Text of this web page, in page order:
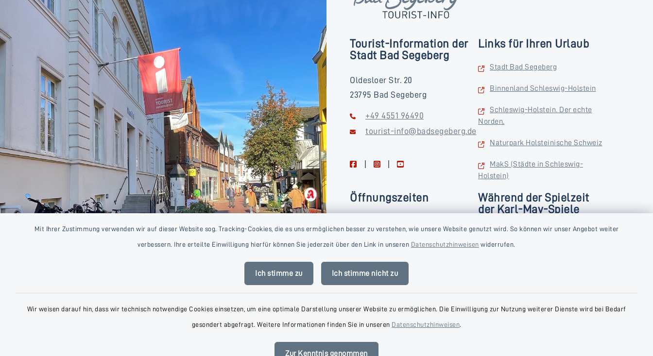
Mit Ihrer Zustimmung verwenden wir auf dieser Website sog. Tracking-Cookies, die es uns ermöglichen besser zu verstehen, wie unsere Website genutzt wird. So können wir unser Angebot weiter
verbessern. Ihre erteilte Einwilligung hierfür können Sie jederzeit über den Link in unseren Datenschutzhinweisen widerrufen.
Ich stimme zu Ich stimme nicht zu
Wir weisen darauf hin, dass wir technisch notwendige Cookies einsetzen, um eine optimale Darstellung unserer Website zu ermöglichen. Die Einwilligung zur Nutzung weiterer Dienste wird bei Bedarf
gesondert abgefragt. Weitere Informationen finden Sie in unseren Datenschutzhinweisen.
Zur Kenntnis genommen
Tourist-Information der
Stadt Bad Segeberg
Oldesloer Str. 20
23795 Bad Segeberg
+49 4551 96490
tourist-info@badsegeberg.de
facebookinstagramyoutube
Links für Ihren Urlaub
Stadt Bad Segeberg
Binnenland Schleswig-Holstein
Schleswig-Holstein. Der echte
Norden.
Naturpark Holsteinische Schweiz
MakS (Städte in Schleswig-
Holstein)
Öffnungszeiten
Freitag
09:00-16:00 Uhr
Mittwoch
09:00-14:00 Uhr
Während der Spielzeit
der Karl-May-Spiele
Donnerstag und Freitag